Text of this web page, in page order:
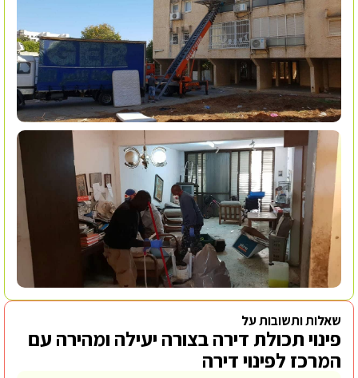
שאלות ותשובות על
פינוי תכולת דירה בצורה יעילה ומהירה עם
המרכז לפינוי דירה